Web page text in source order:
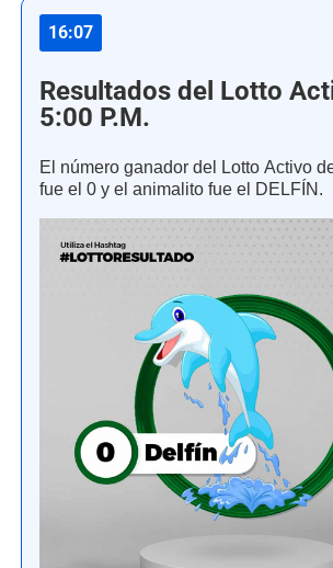
16:07
Resultados del Lotto
5:00 P.M.
El número ganador del Lotto Activo
fue el 0 y el animalito fue el DELFÍN.